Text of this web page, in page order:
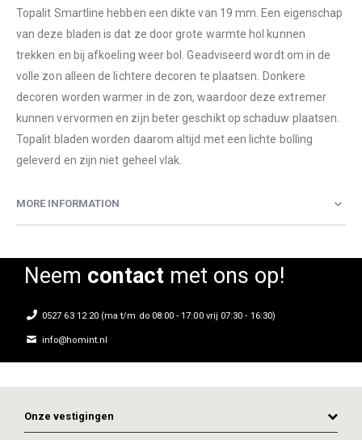
Topalit Smartline hebben een dikte van 19 mm. Een eigenschap
van deze bladen is dat ze door grote warmte hol kunnen
trekken en bij afkoeling weer bol. Geadviseerd wordt om in de
volle zon alleen de lichtere decoren te plaatsen. Donkere
decoren worden warmer in de zon, waardoor deze extremer
kunnen vervormen en zijn beter geschikt op schaduw plaatsen.
Topalit bladen worden daarom altijd met een lichte bolling
geleverd en zijn niet geheel vlak.
MORE INFORMATION
Neem contactmet ons op!
0527 63 12 20 (ma t/m do 08:00 - 17:00 vrij 07:30 - 16:30)
info@homint.nl
Onze vestigingen